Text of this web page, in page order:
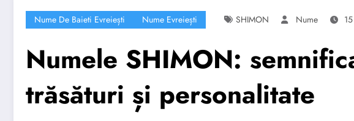
Nume De Baieti Evreiești Nume Evreiești SHIMON Nume
Numele SHIMON:
trăsături și personalitate